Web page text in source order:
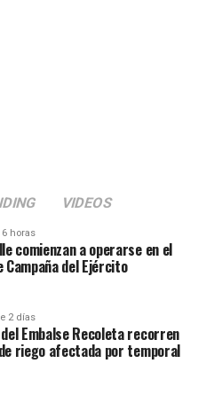
VIDEOS
6 horas
comienzan a operarse en el
Campaña del Ejército
2 días
Embalse Recoleta recorren
riego afectada por temporal